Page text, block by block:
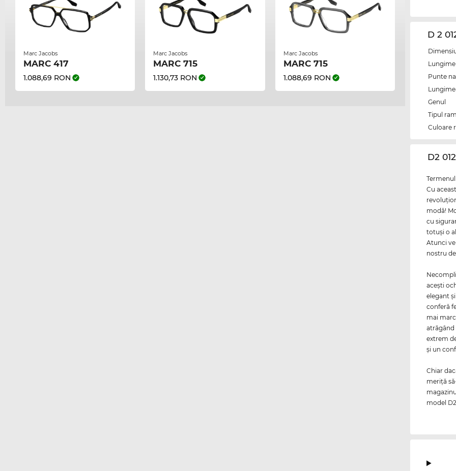
Marc Jacobs
MARC 417
1.088,69 RON
Marc Jacobs
MARC 715
1.130,73 RON
Marc Jacobs
MARC 715
1.088,69 RON
D 2
Punte
Genul
Tipul
Culoare
‌D2
Cu
modă!
cu
totuşi o
Atunci
nostru
aceşti
elegant
conferă
mai
extrem
şi un
Chiar
meriţă
model